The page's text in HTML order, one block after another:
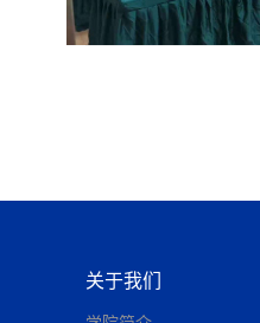
关于我们